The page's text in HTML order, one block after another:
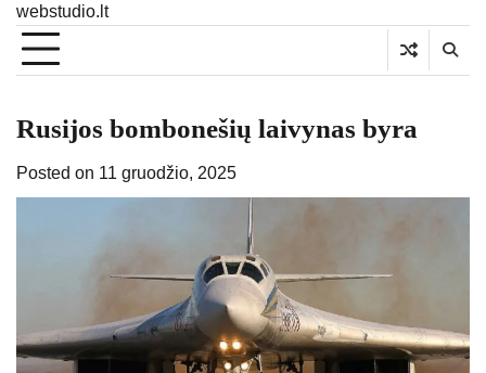
webstudio.lt
Rusijos bombonešių laivynas byra
Posted on 11 gruodžio, 2025